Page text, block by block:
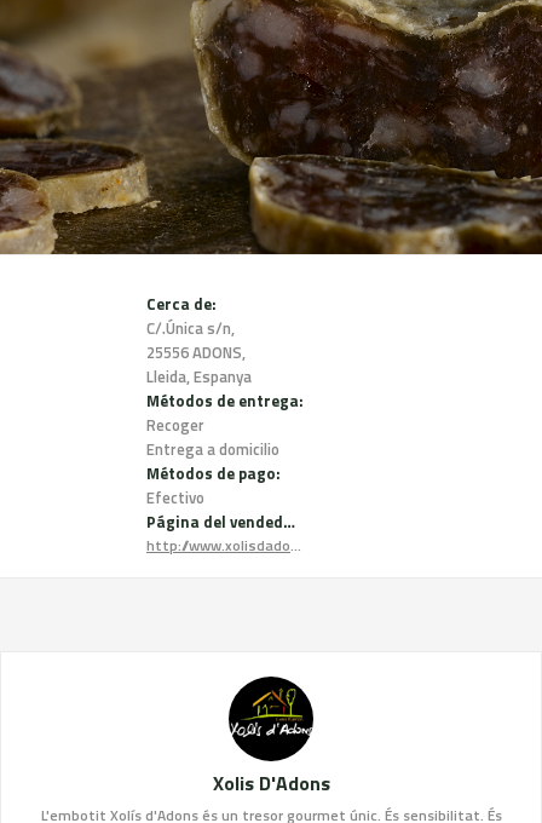
Cerca de:
C/.Única s/n,
25556 ADONS,
Lleida, Espanya
Métodos de entrega:
Recoger
Entrega a domicilio
Métodos de pago:
Efectivo
Página del vendedor:
http://www.xolisdadons.cat/
Xolis D'Adons
L'embotit Xolís d'Adons és un tresor gourmet únic. És sensibilitat. És